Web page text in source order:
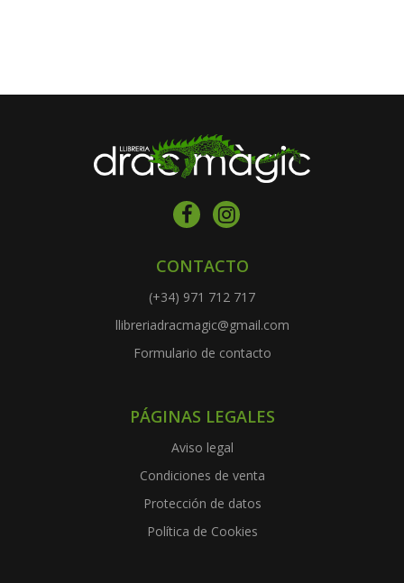
CONTACTO
(+34) 971 712 717
llibreriadracmagic@gmail.com
Formulario de contacto
PÁGINAS LEGALES
Aviso legal
Condiciones de venta
Protección de datos
Política de Cookies